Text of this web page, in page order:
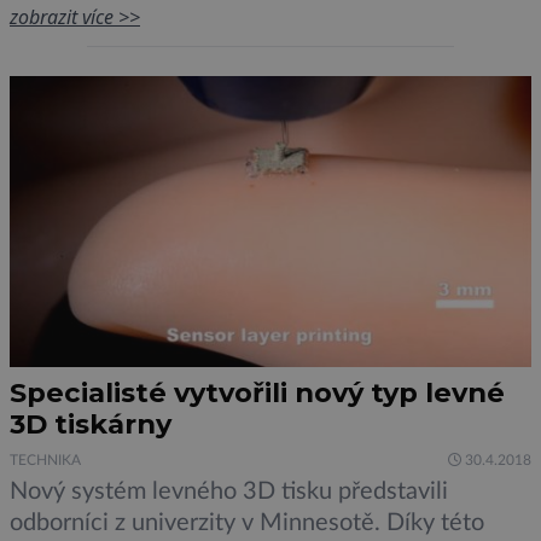
vstříc nesmrtelnosti nebo o pouhou bizarnost bez
protože se na podrobné výsledky tohoto
několikaletého výzkumu teprve čeká. Jisté […]
zobrazit více >>
Specialisté vytvořili nový typ levné
3D tiskárny
TECHNIKA 30.4.2018
Nový systém levného 3D tisku představili
odborníci z univerzity v Minnesotě. Díky této